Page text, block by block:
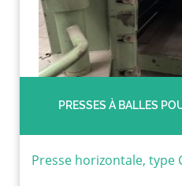
PRESSES À BALLES
Presse horizontale, type